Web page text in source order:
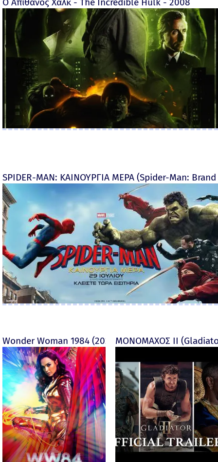
Ο Απίθανος Χαλκ - The Incredible Hulk - 2008
SPIDER-MAN: ΚΑΙΝΟΥΡΓΙΑ ΜΕΡΑ (Spider-Man:
Wonder Woman 1984 (2020)ΜΟΝΟΜΑΧΟΣ ΙΙ